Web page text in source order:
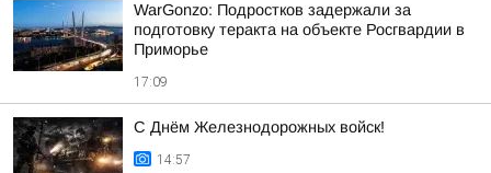
WarGonzo: Подростков задержали за
подготовку теракта на объекте Росгвардии в
Приморье
17:09
С Днём Железнодорожных войск!
14:57